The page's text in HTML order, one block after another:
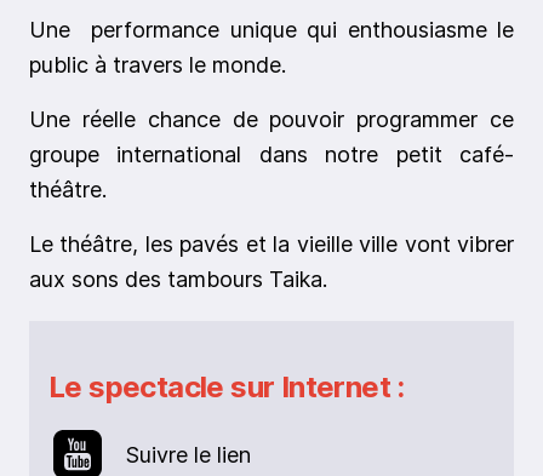
Une performance unique qui enthousiasme le
public à travers le monde.
Une réelle chance de pouvoir programmer ce
groupe international dans notre petit café-
théâtre.
Le théâtre, les pavés et la vieille ville vont vibrer
aux sons des tambours Taika.
Le spectacle sur Internet :
Suivre le lien